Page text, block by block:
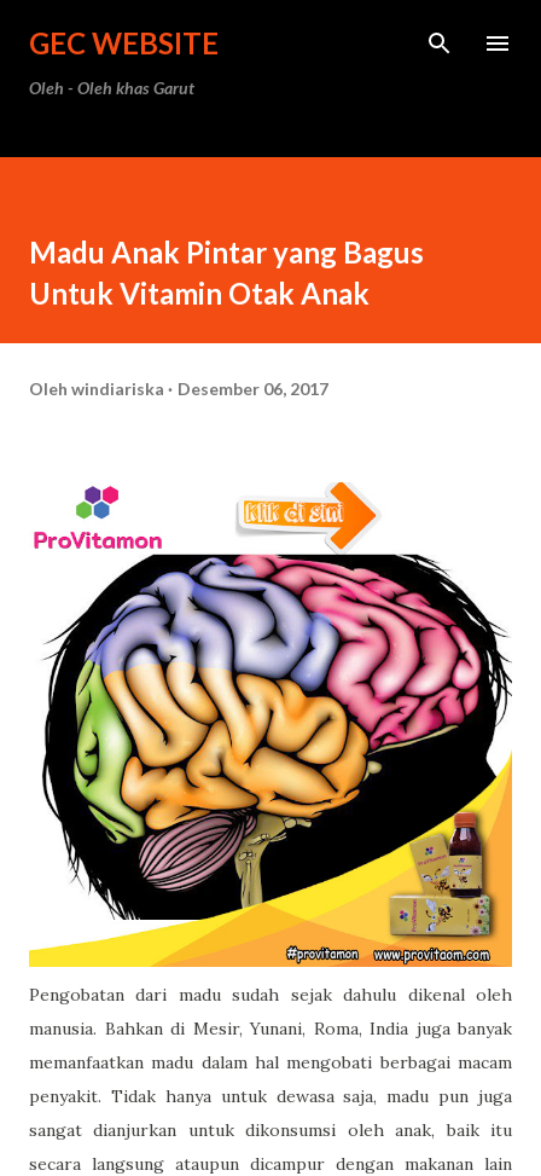
Langsung ke konten utama
GEC WEBSITE
Oleh - Oleh khas Garut
Madu Anak Pintar yang Bagus
Untuk Vitamin Otak Anak
Oleh windiariska Desember 06, 2017
Pengobatan dari madu sudah sejak dahulu dikenal oleh
manusia. Bahkan di Mesir, Yunani, Roma, India juga banyak
memanfaatkan madu dalam hal mengobati berbagai macam
penyakit. Tidak hanya untuk dewasa saja, madu pun juga
sangat dianjurkan untuk dikonsumsi oleh anak, baik itu
secara langsung ataupun dicampur dengan makanan lain